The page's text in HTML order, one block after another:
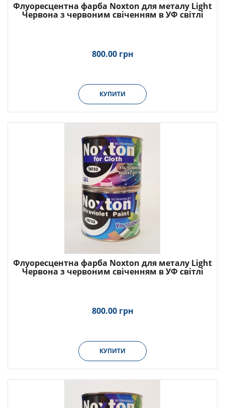
Флуоресцентна фарба Noxton для металу Light
Червона з червоним свіченням в УФ світлі
800.00 грн
КУПИТИ
Флуоресцентна фарба Noxton для металу Light
Червона з червоним свіченням в УФ світлі
800.00 грн
КУПИТИ